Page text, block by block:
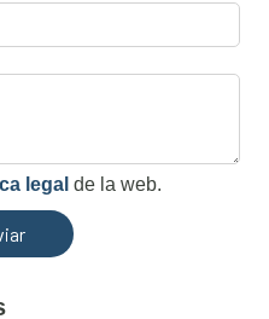
legal de la web.